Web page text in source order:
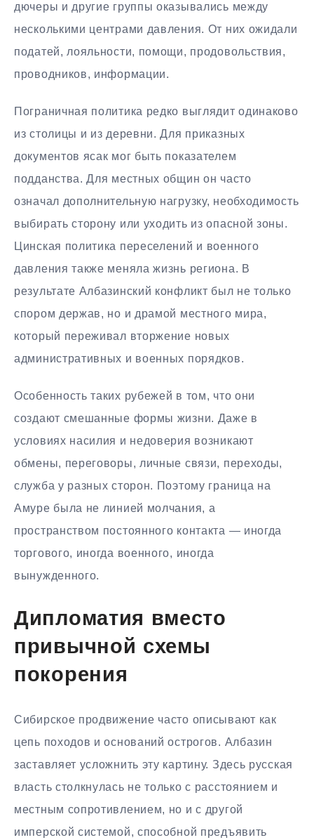
дючеры и другие группы оказывались между
несколькими центрами давления. От них ожидали
податей, лояльности, помощи, продовольствия,
проводников, информации.
Пограничная политика редко выглядит одинаково
из столицы и из деревни. Для приказных
документов ясак мог быть показателем
подданства. Для местных общин он часто
означал дополнительную нагрузку, необходимость
выбирать сторону или уходить из опасной зоны.
Цинская политика переселений и военного
давления также меняла жизнь региона. В
результате Албазинский конфликт был не только
спором держав, но и драмой местного мира,
который переживал вторжение новых
административных и военных порядков.
Особенность таких рубежей в том, что они
создают смешанные формы жизни. Даже в
условиях насилия и недоверия возникают
обмены, переговоры, личные связи, переходы,
служба у разных сторон. Поэтому граница на
Амуре была не линией молчания, а
пространством постоянного контакта — иногда
торгового, иногда военного, иногда
вынужденного.
Дипломатия вместо
привычной схемы
покорения
Сибирское продвижение часто описывают как
цепь походов и оснований острогов. Албазин
заставляет усложнить эту картину. Здесь русская
власть столкнулась не только с расстоянием и
местным сопротивлением, но и с другой
имперской системой, способной предъявить